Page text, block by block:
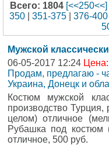
Всего: 1804 [<<250<<]
350
351-375 376-400
Мужской
06-05-2017 12:24
Продам, предлагаю -
Украина, Донецк и
Костюм мужской
производство Турция,
целом) отличное
Рубашка под костюм
отличное, 500 руб.